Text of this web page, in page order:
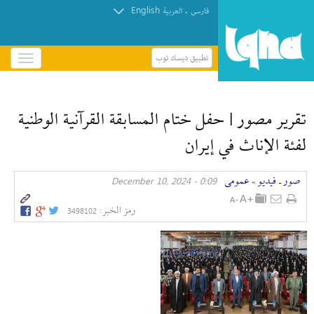
فارسی . العربیة English
تطبيق ديسك توب
باز
و
منو
تقرير مصور | حفل ختام المسابقة القرآنية الوطنية
لفئة الإناث في إیران
صور ـ فيديو » عمومی 0:09 - December 10, 2024
رمز الخبر: 3498102